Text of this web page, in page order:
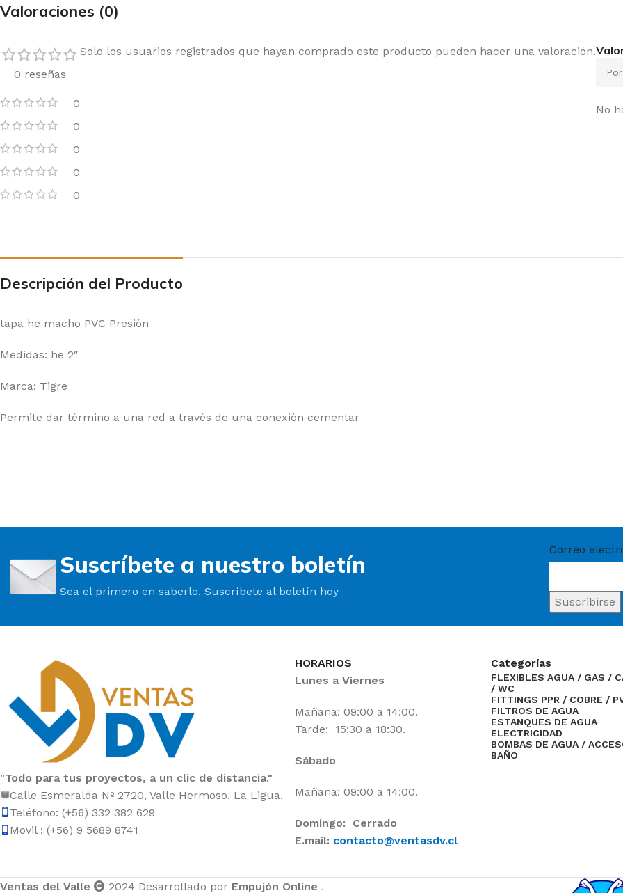
Valoraciones (0)
0 reseñas
0
0
0
0
0
No
Solo los usuarios registrados que hayan comprado este producto pueden hacer una valoración.
Descripción del Producto
tapa he macho PVC Presión
Medidas: he 2″
Marca: Tigre
Permite dar término a una red a través de una conexión cementar
Suscríbete a nuestro boletín
Sea el primero en saberlo. Suscríbete al boletín hoy
Correo
"Todo para tus proyectos, a un clic de distancia."
Calle Esmeralda Nº 2720, Valle Hermoso, La Ligua.
Teléfono: (+56) 332 382 629
Movil : (+56) 9 5689 8741
HORARIOS
Lunes a Viernes
Mañana: 09:00 a 14:00.
Tarde: 15:30 a 18:30.
Sábado
Mañana: 09:00 a 14:00.
Domingo: Cerrado
E.mail: contacto@ventasdv.cl
Categorías
FLEXIBLES AGUA / GAS /
/ WC
FITTINGS PPR / COBRE /
FILTROS DE AGUA
ESTANQUES DE AGUA
ELECTRICIDAD
BOMBAS DE AGUA /
BAÑO
Ventas del Valle 2024 Desarrollado por Empujón Online .